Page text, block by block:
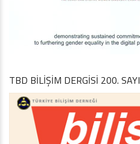
TBD BILIŞIM DERGISI 200. SAYI